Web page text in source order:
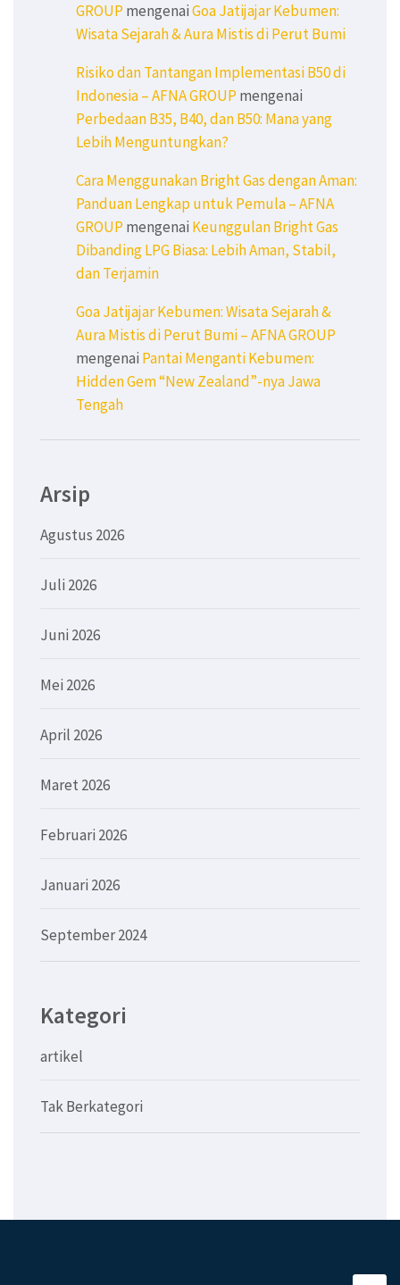
GROUPmengenaiGoa Jatijajar Kebumen:
Wisata Sejarah & Aura Mistis di Perut Bumi
Risiko dan Tantangan Implementasi B50 di
Indonesia – AFNA GROUPmengenai
Perbedaan B35, B40, dan B50: Mana yang
Lebih Menguntungkan?
Cara Menggunakan Bright Gas dengan Aman:
Panduan Lengkap untuk Pemula – AFNA
GROUPmengenai Keunggulan Bright Gas
Dibanding LPG Biasa: Lebih Aman, Stabil,
dan Terjamin
Goa Jatijajar Kebumen: Wisata Sejarah &
Aura Mistis di Perut Bumi – AFNA GROUP
mengenai Pantai Menganti Kebumen:
Hidden Gem “New Zealand”-nya Jawa
Tengah
Arsip
Agustus 2026
Juli 2026
Juni 2026
Mei 2026
April 2026
Maret 2026
Februari 2026
Januari 2026
September 2024
Kategori
artikel
Tak Berkategori